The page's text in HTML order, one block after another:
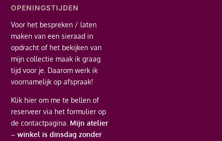
OPENINGSTIJDEN
Voor het bespreken / laten
maken van een sieraad in
opdracht of het bekijken van
mijn collectie maak ik graag
tijd voor je. Daarom werk ik
voornamelijk op afspraak!
Klik hier om me te bellen of
reserveer via het formulier op
de contactpagina. Mijn atelier
– winkel is dinsdag zonder